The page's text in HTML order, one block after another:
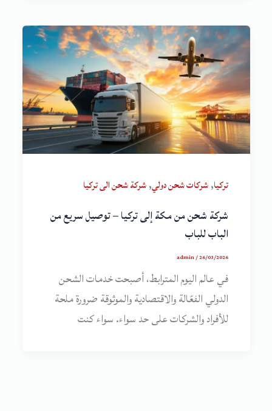
تركيا,شركات شحن دولي,شركة شحن الى تركيا
شركة شحن من مكة إلى تركيا – توصيل سريع من
الباب للباب
admin/26/03/2026
في عالم اليوم المترابط، أصبحت خدمات الشحن
الدولي الفعّالة والاقتصادية والموثوقة ضرورة ملحة
للأفراد والشركات على حد سواء. سواء كنت